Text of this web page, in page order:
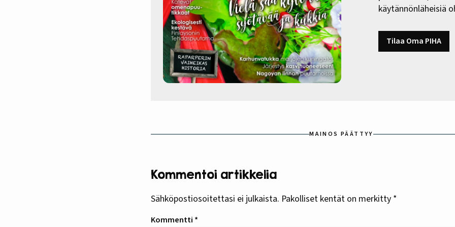
käytännönläheisiä
Tilaa Oma PIHA
MAINOS PÄÄTTYY
Kommentoi artikkelia
Sähköpostiosoitettasi ei julkaista. Pakolliset kentät on merkitty *
Kommentti *